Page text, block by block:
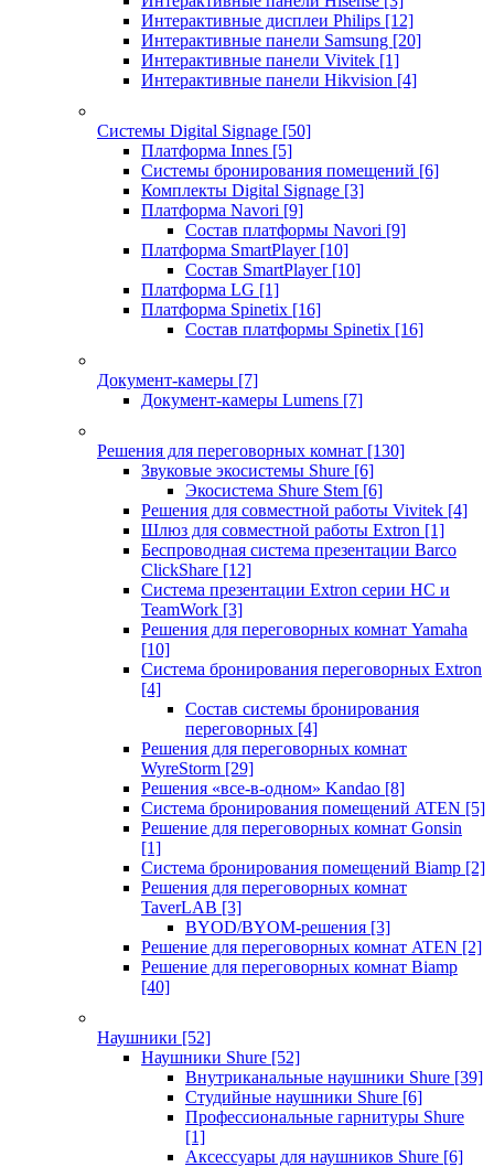
Интерактивные дисплеи Philips [12]
Интерактивные панели Samsung [20]
Интерактивные панели Vivitek [1]
Интерактивные панели Hikvision [4]
Системы Digital Signage [50]
Платформа Innes [5]
Системы бронирования помещений [6]
Комплекты Digital Signage [3]
Платформа Navori [9]
Состав платформы Navori [9]
Платформа SmartPlayer [10]
Состав SmartPlayer [10]
Платформа LG [1]
Платформа Spinetix [16]
Состав платформы Spinetix [16]
Документ-камеры [7]
Документ-камеры Lumens [7]
Решения для переговорных комнат [130]
Звуковые экосистемы Shure [6]
Экосистема Shure Stem [6]
Решения для совместной работы Vivitek [4]
Шлюз для совместной работы Extron [1]
Беспроводная система презентации Barco
ClickShare [12]
Система презентации Extron серии HC и
TeamWork [3]
Решения для переговорных комнат Yamaha
[10]
Система бронирования переговорных Extron
[4]
Состав системы бронирования
переговорных [4]
Решения для переговорных комнат
WyreStorm [29]
Решения «все-в-одном» Kandao [8]
Система бронирования помещений ATEN [5]
Решение для переговорных комнат Gonsin
[1]
Система бронирования помещений Biamp [2]
Решения для переговорных комнат
TaverLAB [3]
BYOD/BYOM-решения [3]
Решение для переговорных комнат ATEN [2]
Решение для переговорных комнат Biamp
[40]
Наушники [52]
Наушники Shure [52]
Внутриканальные наушники Shure [39]
Студийные наушники Shure [6]
Профессиональные гарнитуры Shure
[1]
Аксессуары для наушников Shure [6]